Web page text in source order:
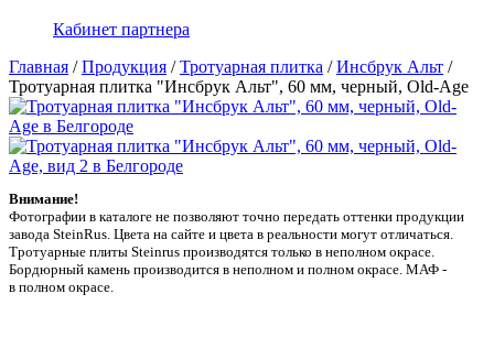
Кабинет партнера
Главная /Продукция /Тротуарная плитка /Инсбрук Альт /
Тротуарная плитка "Инсбрук Альт", 60 мм, черный, Old-Age
Внимание!
Фотографии в каталоге не позволяют точно передать оттенки продукции
заводa SteinRus. Цвета на сайте и цвета в реальности могут отличаться.
Тротуарные плиты Steinrus производятся только в неполном окрасе.
Бордюрный камень производится в неполном и полном окрасе. МАФ -
в полном окрасе.